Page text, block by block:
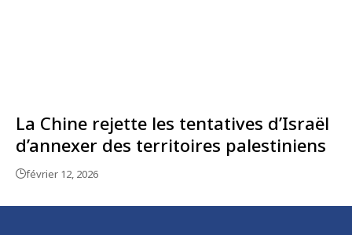
La Chine rejette les tentatives d’Israël
d’annexer des territoires palestiniens
février 12, 2026